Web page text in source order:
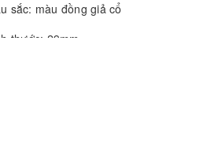
sắc: màu đồng giả cổ
thước: 29mm
29mm antique cabinet knob. Design